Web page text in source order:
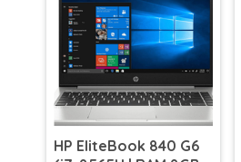
HP EliteBook 840 G6